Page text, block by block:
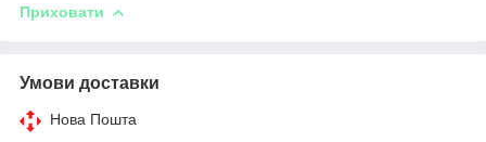
Приховати
Умови доставки
Нова Пошта